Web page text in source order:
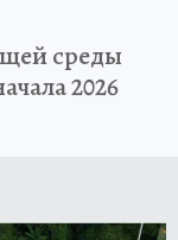
среды
2026